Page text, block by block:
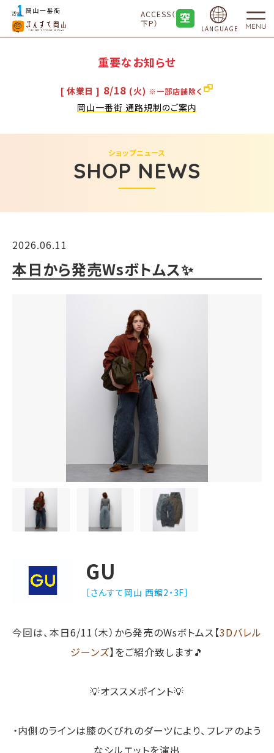
ACCESS（地
下P）
LANGUAGE MENU
重要なお知らせ
[ 休業日 ] 8/18 (火) ※一部店舗除く
岡山一番街 通路規制のご案内
SHOP NEWS
ショップニュース
2026.06.11
本日から発売Wsボトムス✨
GU
［さんすて岡山 西館2・3F］
今回は、本日6/11（木）から発売のWsボトムス【3Dバレル
ジーンズ】をご紹介致します🎵
💡オススメポイント💡
・内側のラインは膝のくびれのダーツにより、フレアのよう